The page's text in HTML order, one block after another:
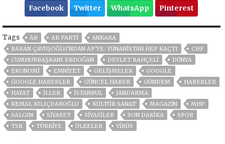
Facebook Twitter WhatsApp Pinterest
Tags AB AK PARTİ
ANKARA
BAKAN ÇAVUŞOĞLU'NDAN AP'YE: YUNANISTAN HEP KAÇTI
CHP
CUMHURBAŞKANI ERDOĞAN
DEVLET BAHÇELİ
DÜNYA
EKONOMİ
EMNİYET GELIŞMELER
GOOGLE
GOOGLE HABERLER
GÜNCEL HABER GÜNDEM
HABERLER
HAYAT
İLLER ISTANBUL
JANDARMA
KEMAL KILIÇDAROĞLU
KÜLTÜR SANAT MAGAZİN
MHP
SALGIN
SİYASET SİYASİLER SON DAKIKA
SPOR
TSK
TÜRKİYE ÜLKELER VIRÜS